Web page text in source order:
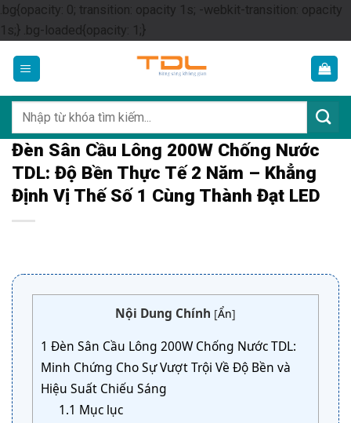
.bg{opacity: 0; transition: opacity 1s; -webkit-transition: opacity
1s;} .bg-loaded{opacity: 1;}Skip
content
kiếm:
Đèn Sân Cầu Lông 200W Chống Nước
TDL: Độ Bền Thực Tế 2 Năm – Khẳng
Định Vị Thế Số 1 Cùng Thành Đạt LED
Nội Dung Chính [Ẩn]
1 Đèn Sân Cầu Lông 200W Chống Nước TDL:
Minh Chứng Cho Sự Vượt Trội Về Độ Bền và
Hiệu Suất Chiếu Sáng
1.1 Mục lục